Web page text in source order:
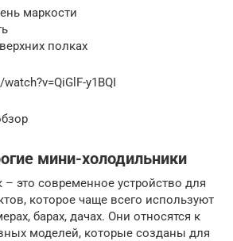
маркости
полках
y1BQI
мини-холодильники
это современное устройство для
которое чаще всего используют
барах, дачах. Они относятся к
моделей, которые созданы для